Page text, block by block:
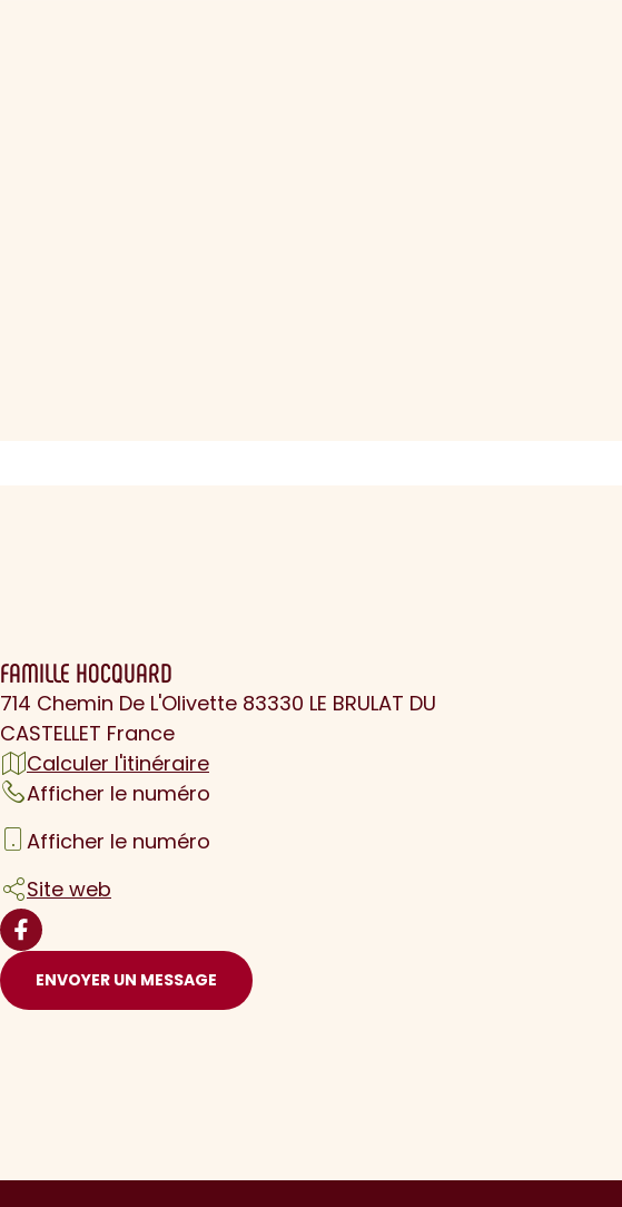
FAMILLE HOCQUARD
714 Chemin De L'Olivette 83330 LE BRULAT DU
CASTELLET France
Calculer l'itinéraire
Afficher le numéro
Afficher le numéro
Site web
ENVOYER UN MESSAGE